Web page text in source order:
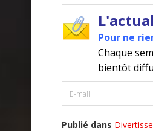
Pour ne
Chaque
bientôt
Publié dans